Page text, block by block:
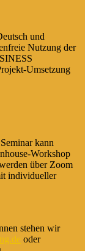
und
Nutzung der
Umsetzung
kann
Workshop
über Zoom
individueller
stehen wir
oder